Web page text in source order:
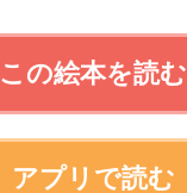
この絵本を読む
アプリで読む